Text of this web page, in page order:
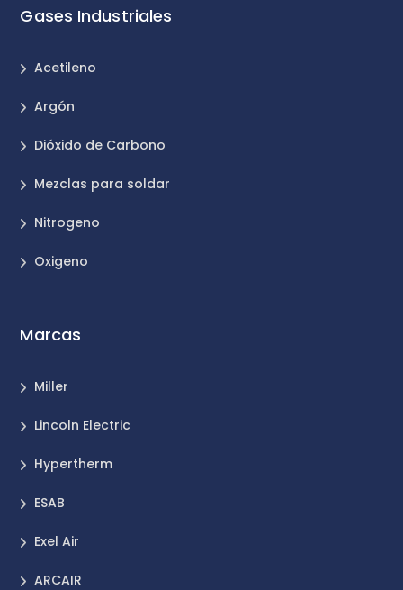
Gases Industriales
Acetileno
Argón
Dióxido de Carbono
Mezclas para soldar
Nitrogeno
Oxigeno
Marcas
Miller
Lincoln Electric
Hypertherm
ESAB
Exel Air
ARCAIR